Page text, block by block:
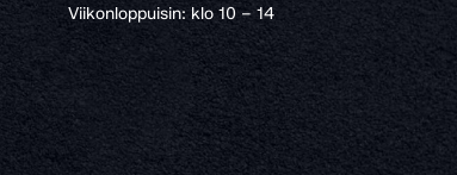
Viikonloppuisin: klo 10 – 14